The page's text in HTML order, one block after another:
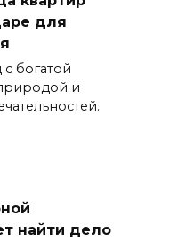
для
богатой
и
найти дело